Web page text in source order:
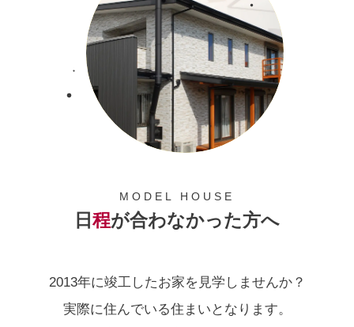
MODEL HOUSE
日程が合わなかった方へ
2013年に竣工したお家を見学しませんか？
実際に住んでいる住まいとなります。